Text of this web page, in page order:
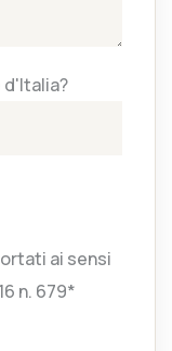
d'Italia?
ai sensi
n. 679*